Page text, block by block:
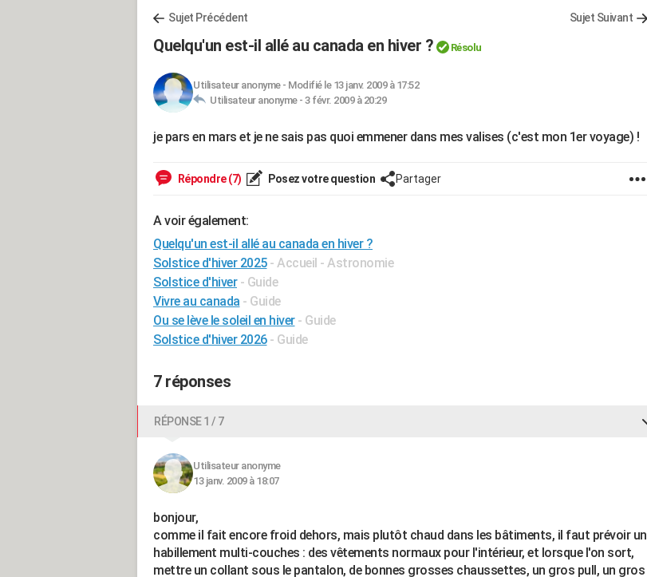
Sujet Précédent Sujet Suivant
Quelqu'un est-il allé au canada en hiver ? Résolu
Utilisateur anonyme- Modifié le 13 janv. 2009 à 17:52
Utilisateur anonyme - 3 févr. 2009 à 20:29
je pars en mars et je ne sais pas quoi emmener dans mes valises (c'est mon 1er voyage) !
Répondre (7) Posez votre question Partager
A voir également:
Quelqu'un est-il allé au canada en hiver ?
Solstice d'hiver 2025 - Accueil - Astronomie
Solstice d'hiver - Guide
Vivre au canada - Guide
Ou se lève le soleil en hiver - Guide
Solstice d'hiver 2026 - Guide
7 réponses
RÉPONSE 1 / 7
Utilisateur anonyme
13 janv. 2009 à 18:07
bonjour,
comme il fait encore froid dehors, mais plutôt chaud dans les bâtiments, il faut prévoir un
habillement multi-couches : des vêtements normaux pour l'intérieur, et lorsque l'on sort,
mettre un collant sous le pantalon, de bonnes grosses chaussettes, un gros pull, un gros